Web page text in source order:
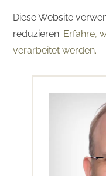
Diese Website
reduzieren. Erfahre,
verarbeitet werden.